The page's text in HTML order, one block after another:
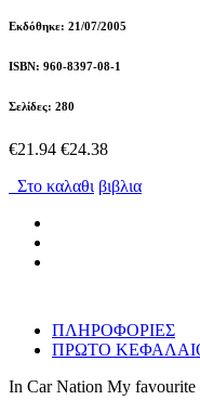
Εκδόθηκε: 21/07/2005
ISBN: 960-8397-08-1
Σελίδες: 280
€21.94 €24.38
Στο καλαθι βιβλια
ΠΛΗΡΟΦΟΡΙΕΣ
ΠΡΩΤΟ
In Car Nation My favourite